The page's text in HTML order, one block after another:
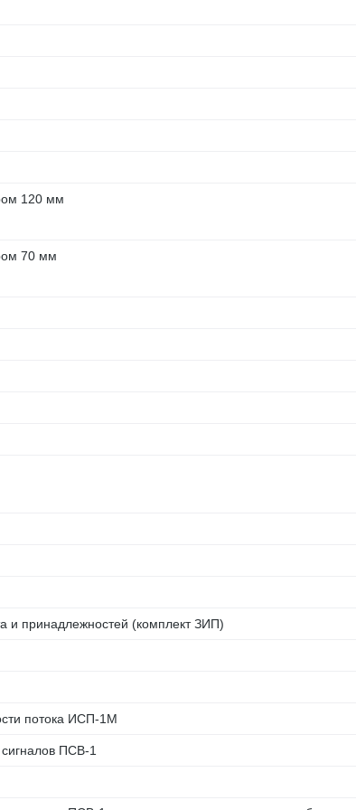
120 мм
70 мм
и принадлежностей (комплект ЗИП)
потока ИСП-1М
ПСВ-1